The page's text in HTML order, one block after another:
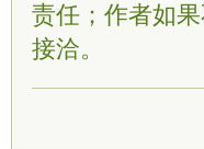
责任；作者如
接洽。